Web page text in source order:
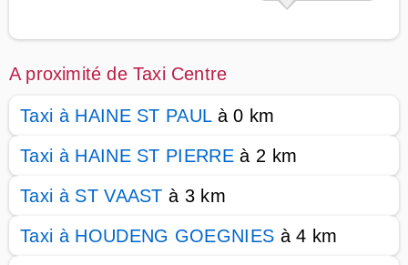
A proximité de Taxi Centre
Taxi à HAINE ST PAULà 0 km
Taxi à HAINE ST PIERRE à 2 km
Taxi à ST VAAST à 3 km
Taxi à HOUDENG GOEGNIES à 4 km